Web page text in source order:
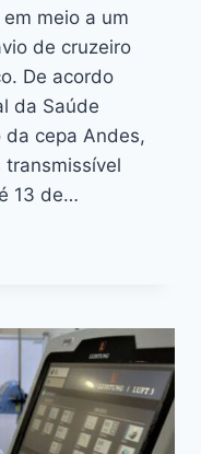
meio a um
de cruzeiro
De acordo
da Saúde
da cepa Andes,
transmissível
13 de…